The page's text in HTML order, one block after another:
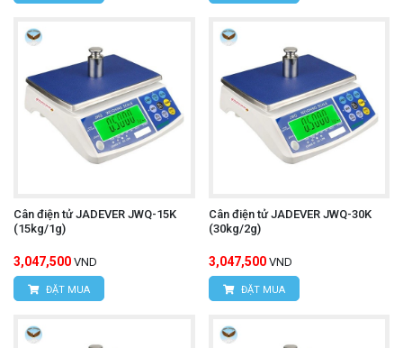
Cân điện tử JADEVER JWQ-15K
(15kg/1g)
3,047,500 VND
ĐẶT MUA
Cân điện tử JADEVER JWQ-30K
(30kg/2g)
3,047,500 VND
ĐẶT MUA